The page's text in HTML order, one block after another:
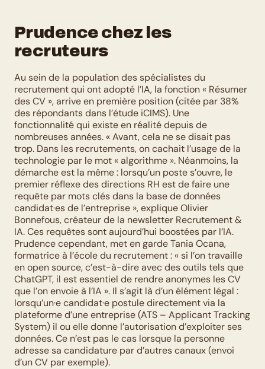
Prudence chez les
recruteurs
Au sein de la population des spécialistes du
recrutement qui ont adopté l’IA, la fonction « Résumer
des CV », arrive en première position (citée par 38%
des répondants dans l’étude iCIMS). Une
fonctionnalité qui existe en réalité depuis de
nombreuses années. « Avant, cela ne se disait pas
trop. Dans les recrutements, on cachait l’usage de la
technologie par le mot « algorithme ». Néanmoins, la
démarche est la même : lorsqu’un poste s’ouvre, le
premier réflexe des directions RH est de faire une
requête par mots clés dans la base de données
candidat·es de l’entreprise », explique Olivier
Bonnefous, créateur de la newsletter Recrutement &
IA. Ces requêtes sont aujourd’hui boostées par l’IA.
Prudence cependant, met en garde Tania Ocana,
formatrice à l’école du recrutement : « si l’on travaille
en open source, c’est-à-dire avec des outils tels que
ChatGPT, il est essentiel de rendre anonymes les CV
que l’on envoie à l’IA ». Il s’agit là d’un élément légal :
lorsqu’un·e candidat·e postule directement via la
plateforme d’une entreprise (ATS – Applicant Tracking
System) il ou elle donne l’autorisation d’exploiter ses
données. Ce n’est pas le cas lorsque la personne
adresse sa candidature par d’autres canaux (envoi
d’un CV par exemple).